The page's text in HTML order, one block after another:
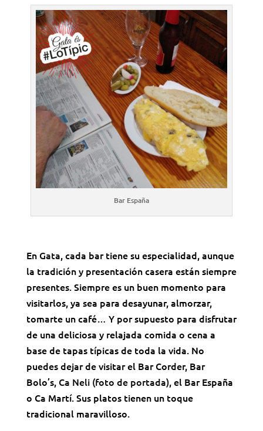
Bar España
EnGata, cada bar tiene su especialidad, aunque
la tradición y presentación casera están siempre
presentes. Siempre es un buen momento para
visitarlos, ya sea para desayunar, almorzar,
tomarte un café… Y por supuesto para disfrutar
de una deliciosa y relajada comida o cena a
base de tapas típicas de toda la vida. No
puedes dejar de visitar el Bar Corder, Bar
Bolo’s, Ca Neli (foto de portada), el Bar España
o Ca Martí. Sus platos tienen un toque
tradicional maravilloso.